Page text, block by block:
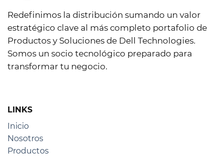
Redefinimos la distribución sumando un valor
estratégico clave al más completo portafolio de
Productos y Soluciones de Dell Technologies.
Somos un socio tecnológico preparado para
transformar tu negocio.
LINKS
Inicio
Nosotros
Productos